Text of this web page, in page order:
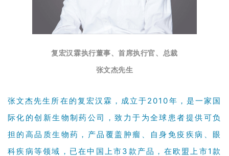
复宏汉霖执行董事、首席执行官、总裁
张文杰先生
张文杰先生所在的复宏汉霖，成立于2010年，是一家国
际化的创新生物制药公司，致力于为全球患者提供可负
担的高品质生物药，产品覆盖肿瘤、自身免疫疾病、眼
科疾病等领域，已在中国上市3款产品，在欧盟上市1款